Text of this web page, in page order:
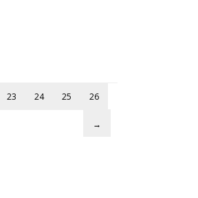
23 24 25 26
→